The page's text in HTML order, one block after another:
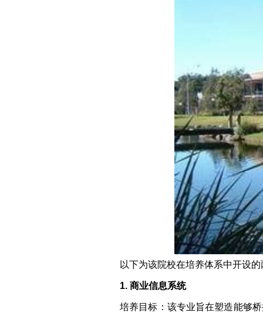
以下为该院校在培养体系中开设
1. 商业信息系统
培养目标：该专业旨在塑造能够